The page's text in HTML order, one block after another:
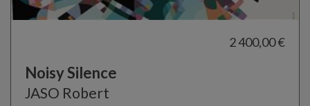
2 400,00 €
Noisy Silence
JASO Robert